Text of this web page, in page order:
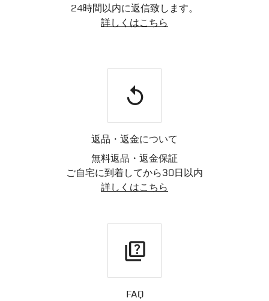
24時間以内に返信致します。
詳しくはこちら
replay
返品・返金について
無料返品・返金保証
ご自宅に到着してから30日以内
詳しくはこちら
quiz
FAQ